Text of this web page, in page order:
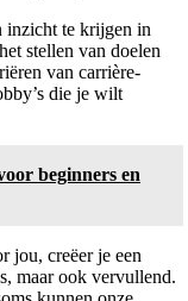
inzicht te krijgen in
stellen van doelen
van carrière-
die je wilt
beginners en
jou, creëer je een
maar ook vervullend.